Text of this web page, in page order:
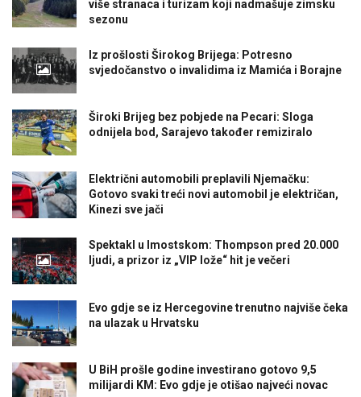
više stranaca i turizam koji nadmašuje zimsku
sezonu
Iz prošlosti Širokog Brijega: Potresno
svjedočanstvo o invalidima iz Mamića i Borajne
Široki Brijeg bez pobjede na Pecari: Sloga
odnijela bod, Sarajevo također remiziralo
Električni automobili preplavili Njemačku:
Gotovo svaki treći novi automobil je električan,
Kinezi sve jači
Spektakl u Imostskom: Thompson pred 20.000
ljudi, a prizor iz „VIP lože“ hit je večeri
Evo gdje se iz Hercegovine trenutno najviše čeka
na ulazak u Hrvatsku
U BiH prošle godine investirano gotovo 9,5
milijardi KM: Evo gdje je otišao najveći novac